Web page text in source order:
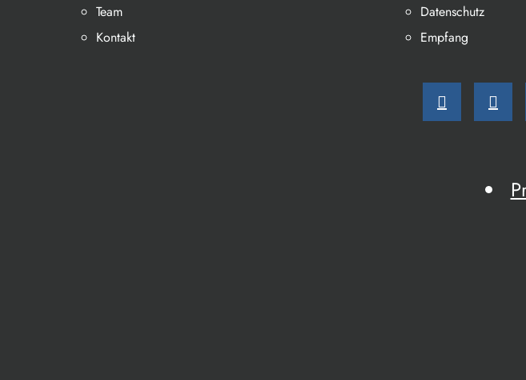
Team
Kontakt
Datenschutz
Empfang